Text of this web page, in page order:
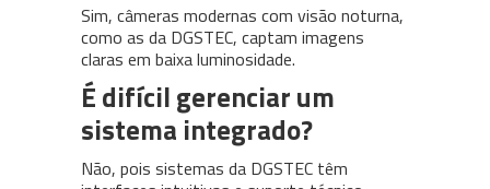
Sim, câmeras modernas com visão noturna,
como as da DGSTEC, captam imagens
claras em baixa luminosidade.
É difícil gerenciar um
sistema integrado?
Não, pois sistemas da DGSTEC têm